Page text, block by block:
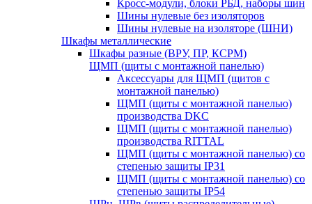
Кросс-модули, блоки РБД, наборы шин
Шины нулевые без изоляторов
Шины нулевые на изоляторе (ШНИ)
Шкафы металлические
Шкафы разные (ВРУ, ПР, КСРМ)
ЩМП (щиты с монтажной панелью)
Аксессуары для ЩМП (щитов с
монтажной панелью)
ЩМП (щиты с монтажной панелью)
производства DKC
ЩМП (щиты с монтажной панелью)
производства RITTAL
ЩМП (щиты с монтажной панелью) со
степенью защиты IP31
ЩМП (щиты с монтажной панелью) со
степенью защиты IP54